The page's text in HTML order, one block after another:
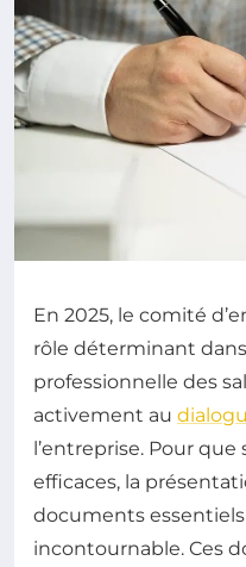
En 2025, le comité
rôle déterminant
professionnelle des
activement au
l’entreprise. Pour
efficaces, la
documents
incontournable. Ces